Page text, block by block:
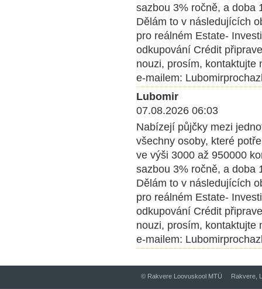
sazbou 3% ročně, a doba
Dělám to v následujících
pro reálném Estate-
odkupování Crédit
nouzi, prosím, kontaktujte
e-mailem:
Lubomir
07.08.2026 06:03
Nabízejí půjčky mezi
všechny osoby, které
ve výši 3000 až 950000
sazbou 3% ročně, a doba
Dělám to v následujících
pro reálném Estate-
odkupování Crédit
nouzi, prosím, kontaktujte
e-mailem:
© Rakvere Loovuskool MTÜ Rakvere,